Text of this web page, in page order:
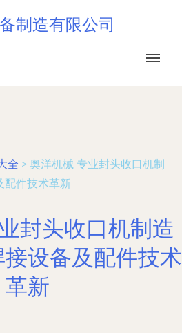
制造有限公司
全 > 奥洋机械 专业封头收口机制
配件技术革新
封头收口机制造
设备及配件技术
革新